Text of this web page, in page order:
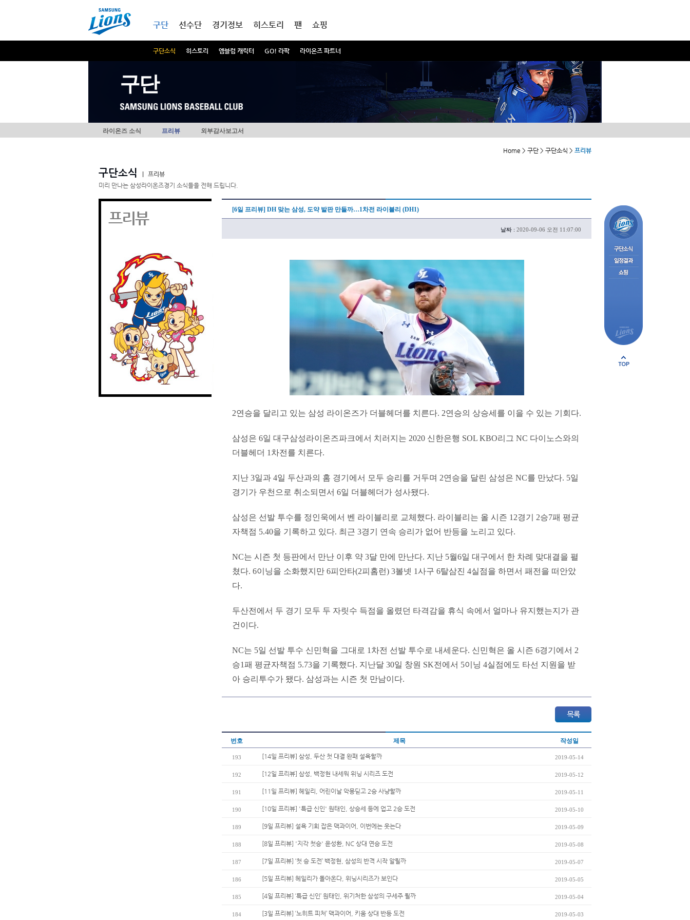
구단
구단소식 히스토리 엠블럼 캐릭터 GO! 라팍 라이온즈 파트너
선수단 경기정보 히스토리 팬 쇼핑
구단
라이온즈 소식 프리뷰 외부감사보고서
Home > 구단 > 구단소식 > 프리뷰
구단소식
프리뷰
미리 만나는 삼성라이온즈경기 소식들을 전해 드립니다.
프리뷰 [6일 프리뷰] DH 맞는 삼성, 도약 발판 만들까…1차전 라이블리 (DH1)
날짜 : 2020-09-06 오전 11:07:00
2연승을 달리고 있는 삼성 라이온즈가 더블헤더를 치른다. 2연승의 상승세를 이을 수 있는 기회다.
삼성은 6일 대구삼성라이온즈파크에서 치러지는 2020 신한은행 SOL KBO리그 NC 다이노스와의
더블헤더 1차전를 치른다.
지난 3일과 4일 두산과의 홈 경기에서 모두 승리를 거두며 2연승을 달린 삼성은 NC를 만났다. 5일
경기가 우천으로 취소되면서 6일 더블헤더가 성사됐다.
삼성은 선발 투수를 정인욱에서 벤 라이블리로 교체했다. 라이블리는 올 시즌 12경기 2승7패 평균
자책점 5.40을 기록하고 있다. 최근 3경기 연속 승리가 없어 반등을 노리고 있다.
NC는 시즌 첫 등판에서 만난 이후 약 3달 만에 만난다. 지난 5월6일 대구에서 한 차례 맞대결을 펼
쳤다. 6이닝을 소화했지만 6피안타(2피홈런) 3볼넷 1사구 6탈삼진 4실점을 하면서 패전을 떠안았
다.
두산전에서 두 경기 모두 두 자릿수 득점을 올렸던 타격감을 휴식 속에서 얼마나 유지했는지가 관
건이다.
NC는 5일 선발 투수 신민혁을 그대로 1차전 선발 투수로 내세운다. 신민혁은 올 시즌 6경기에서 2
승1패 평균자책점 5.73을 기록했다. 지난달 30일 창원 SK전에서 5이닝 4실점에도 타선 지원을 받
아 승리투수가 됐다. 삼성과는 시즌 첫 만남이다.
번호 제목 작성일
193 [14일 프리뷰] 삼성, 두산 첫 대결 완패 설욕할까 2019-05-14
192 [12일 프리뷰] 삼성, 백정현 내세워 위닝 시리즈 도전 2019-05-12
191 [11일 프리뷰] 헤일리, 어린이날 악몽딛고 2승 사냥할까 2019-05-11
190 [10일 프리뷰] '특급 신인' 원태인, 상승세 등에 업고 2승 도전 2019-05-10
189 [9일 프리뷰] 설욕 기회 잡은 맥과이어, 이번에는 웃는다 2019-05-09
188 [8일 프리뷰] '지각 첫승' 윤성환, NC 상대 연승 도전 2019-05-08
187 [7일 프리뷰] ‘첫 승 도전’ 백정현, 삼성의 반격 시작 알릴까 2019-05-07
186 [5일 프리뷰] 헤일리가 돌아온다, 위닝시리즈가 보인다 2019-05-05
185 [4일 프리뷰] ‘특급 신인’ 원태인, 위기처한 삼성의 구세주 될까 2019-05-04
184 [3일 프리뷰] ‘노히트 피처’ 맥과이어, 키움 상대 반등 도전 2019-05-03